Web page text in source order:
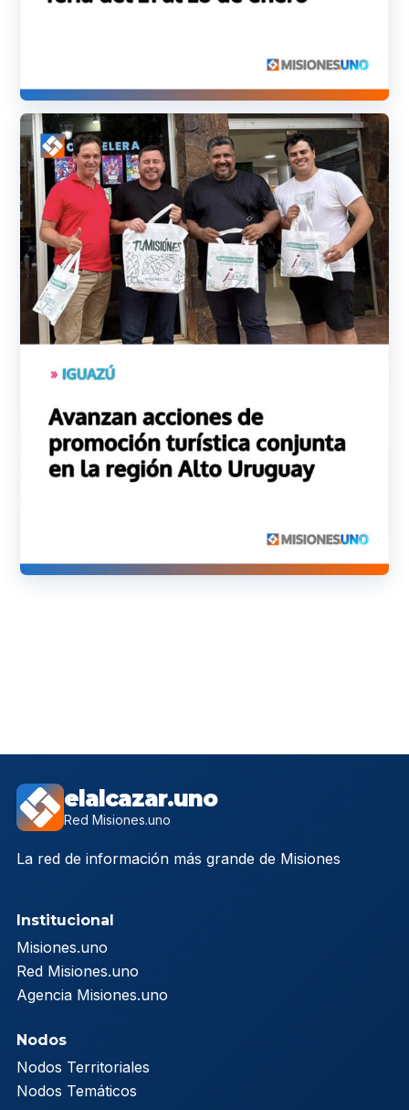
elalcazar.uno
Red Misiones.uno
La red de información más grande de Misiones
Institucional
Misiones.uno
Red Misiones.uno
Agencia Misiones.uno
Nodos
Nodos Territoriales
Nodos Temáticos